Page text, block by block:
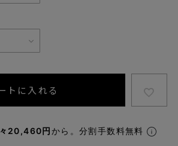
トに入れる
20,460円から。分割手数料無料